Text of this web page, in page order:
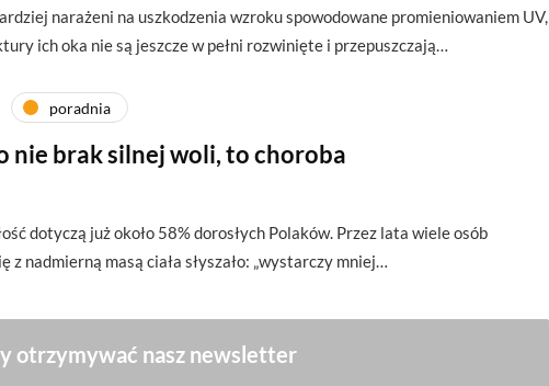
narażeni na uszkodzenia wzroku spowodowane promieniowaniem UV,
ich oka nie są jeszcze w pełni rozwinięte i przepuszczają…
poradnia
nie brak silnej woli, to choroba
dotyczą już około 58% dorosłych Polaków. Przez lata wiele osób
z nadmierną masą ciała słyszało: „wystarczy mniej…
otrzymywać nasz newsletter